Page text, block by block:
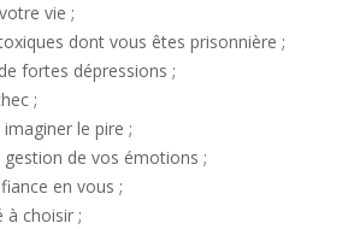
vie ;
dont vous êtes prisonnière ;
fortes dépressions ;
;
le pire ;
gestion de vos émotions ;
en vous ;
à choisir ;